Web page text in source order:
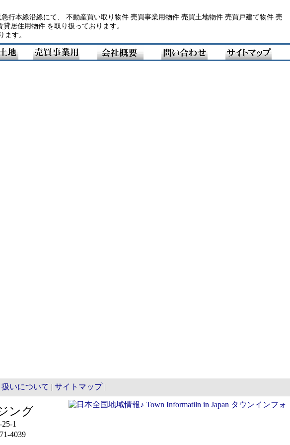
行本線沿線にて、 不動産買い取り物件 売買事業用物件 売買土地物件 売買戸建て物件 売
居住用物件 を取り扱っております。
ます。
いについて | サイトマップ|
ング
1
4039